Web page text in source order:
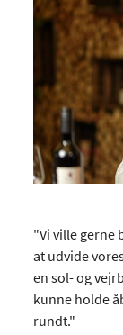
"Vi ville gerne
at udvide
en sol- og
kunne holde
rundt."